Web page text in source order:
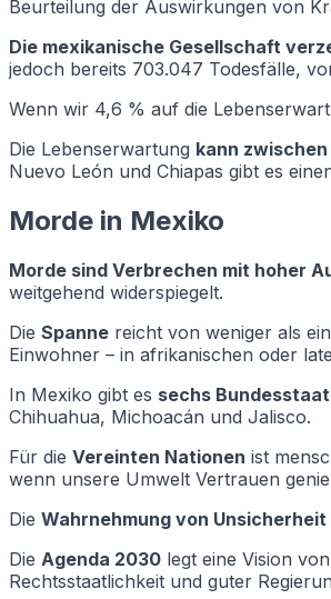
Beurteilung der Auswirkungen von
Die mexikanische Gesellschaft
jedoch bereits 703.047 Todesfälle,
Wenn wir 4,6 % auf die
Die Lebenserwartung kann
Nuevo León und Chiapas gibt es
Morde in Mexiko
Morde sind Verbrechen mit hoher
weitgehend widerspiegelt.
Die Spanne reicht von weniger als
Einwohner – in afrikanischen oder
In Mexiko gibt es sechs
Chihuahua, Michoacán und Jalisco.
Für die Vereinten Nationen ist
wenn unsere Umwelt Vertrauen
Die Wahrnehmung von Unsicherheit
Die Agenda 2030 legt eine Vision
Rechtsstaatlichkeit und guter